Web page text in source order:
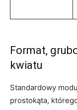
Format,
kwiatu
Standardowy
prostokąta,